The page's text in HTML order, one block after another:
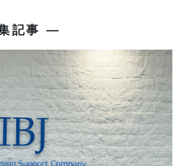
記事 ―